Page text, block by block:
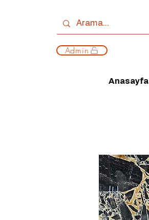
Admin
Anasayfa